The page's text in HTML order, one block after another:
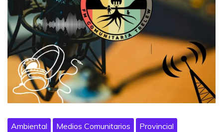
Ambiental Medios Comunitarios Provincial